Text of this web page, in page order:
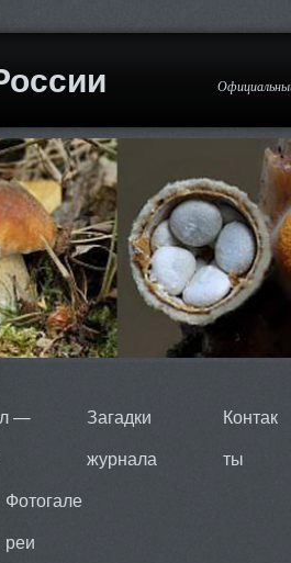
—
Загадки
журнала
Контак
ты
Фотогале
реи